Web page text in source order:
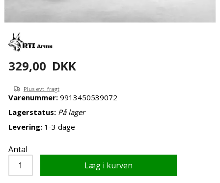
329,00 DKK
Plus evt. fragt
Varenummer: 9913450539072
Lagerstatus: På lager
Levering:1-3 dage
Antal